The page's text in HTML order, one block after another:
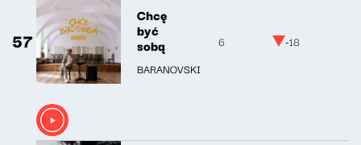
57
Chcę
być
sobą
BARANOVSKI
6 -18